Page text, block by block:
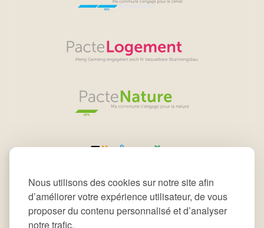
Nous utilisons des cookies sur notre site afin
d’améliorer votre expérience utilisateur, de vous
proposer du contenu personnalisé et d’analyser
notre trafic.